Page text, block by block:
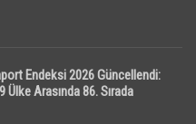
Endeksi 2026 Güncellendi:
Arasında 86. Sırada